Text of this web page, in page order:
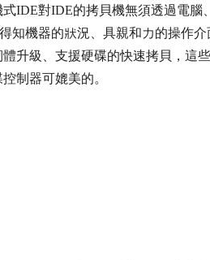
IDE對IDE的拷貝機無須透過電腦
知機器的狀況、具親和力的操作介
升級、支援硬碟的快速拷貝，這
制器可媲美的。